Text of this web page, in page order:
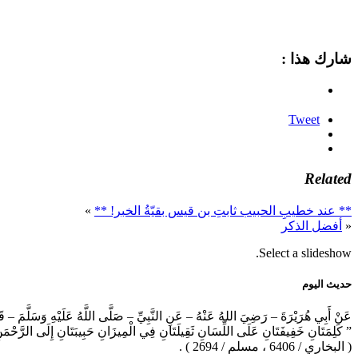
شارك هذا :
Tweet
Related
** عند خطيبِ الحبيب ثابتِ بن قيس بقيّةُ الخبر! ** »
« أفضل الذكر
Select a slideshow.
حديث اليوم
عَنْ أَبِي هُرَيْرَةَ – رَضِيَ اللهُ عَنْهُ – عَنِ النَّبِيِّ – صَلَّى اللَّهُ عَلَيْهِ وَسَلَّمَ –
” كَلِمَتَانِ خَفِيفَتَانِ عَلَى اللِّسَانِ ثَقِيلَتَانِ فِي الْمِيزَانِ حَبِيبَتَانِ إِلَى
( البخاري / 6406 ، مسلم / 2694 ) .